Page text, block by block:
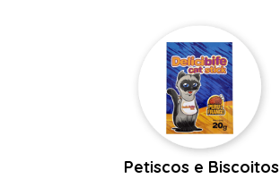
Petiscos e Biscoitos